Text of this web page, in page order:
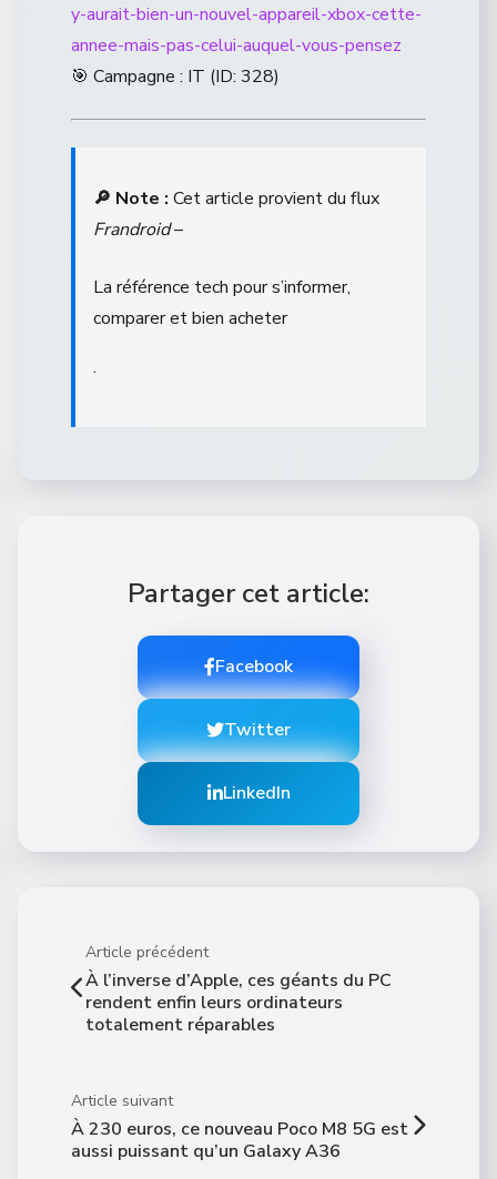
y-aurait-bien-un-nouvel-appareil-xbox-cette-
annee-mais-pas-celui-auquel-vous-pensez
🎯 Campagne : IT (ID: 328)
🔎 Note : Cet article provient du flux
Frandroid–
La référence tech pour s’informer,
comparer et bien acheter
.
Partager cet article:
Facebook
Twitter
LinkedIn
Article précédent
À l’inverse d’Apple, ces géants du PC
rendent enfin leurs ordinateurs
totalement réparables
Article suivant
À 230 euros, ce nouveau Poco M8 5G est
aussi puissant qu’un Galaxy A36